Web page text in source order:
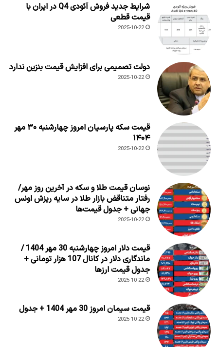
شرایط جدید فروش آئودی Q4 در ایران با
قیمت قطعی
2025-10-22
دولت تصمیمی برای افزایش قیمت بنزین ندارد
2025-10-22
قیمت سکه پارسیان امروز چهارشنبه ۳۰ مهر
۱۴۰۴
2025-10-22
نوسان قیمت طلا و سکه در آخرین روز مهر/
رفتار متناقض بازار طلا در سایه ریزش اونس
جهانی + جدول قیمت‌ها
2025-10-22
قیمت دلار امروز چهارشنبه 30 مهر 1404 /
ماندگاری دلار در کانال 107 هزار تومانی +
جدول قیمت ارزها
2025-10-22
قیمت سیمان امروز 30 مهر 1404 + جدول
2025-10-22